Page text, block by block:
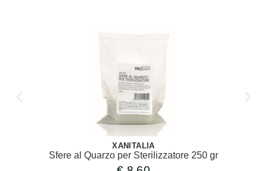
XANITALIA
Sfere al Quarzo per Sterilizzatore 250 gr